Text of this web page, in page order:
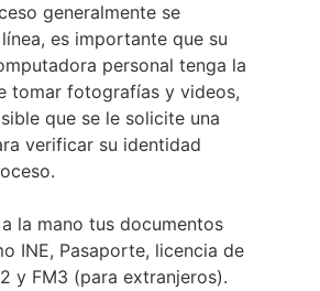
generalmente se
es importante que su
personal tenga la
tomar fotografías y videos,
que se le solicite una
verificar su identidad
la mano tus documentos
INE, Pasaporte, licencia de
y FM3 (para extranjeros).